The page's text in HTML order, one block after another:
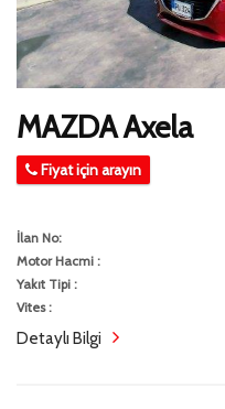
MAZDA Axela
Fiyat için arayın
İlan No:
Motor Hacmi :
Yakıt Tipi :
Vites :
Detaylı Bilgi